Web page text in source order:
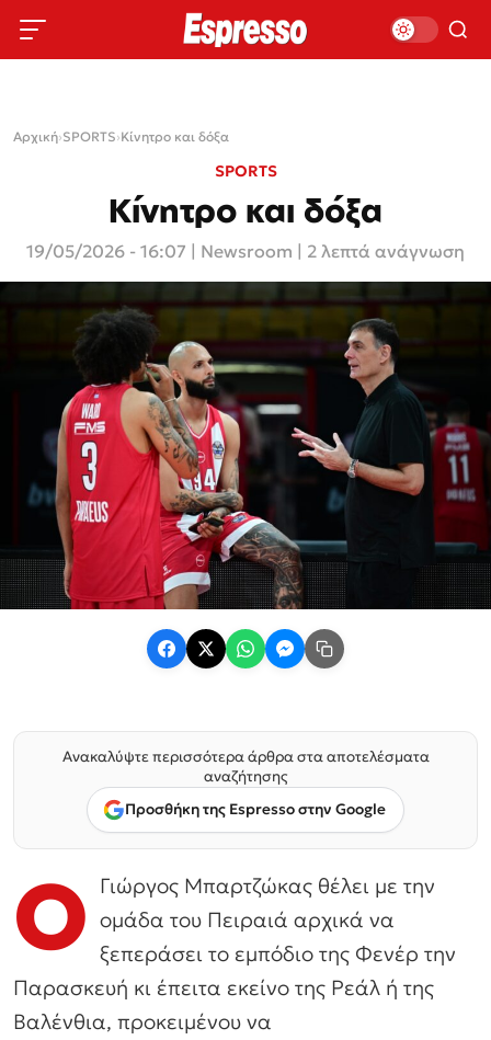
Αρχική›SPORTS›Κίνητρο και δόξα
SPORTS
Κίνητρο και δόξα
19/05/2026 - 16:07 Newsroom | 2 λεπτά ανάγνωση
Ανακαλύψτε περισσότερα άρθρα στα αποτελέσματα
αναζήτησης
Προσθήκη της Espresso στην Google
Ο Γιώργος Μπαρτζώκας θέλει με την
ομάδα του Πειραιά αρχικά να
ξεπεράσει το εμπόδιο της Φενέρ την
Παρασκευή κι έπειτα εκείνο της Ρεάλ ή της
Βαλένθια, προκειμένου να